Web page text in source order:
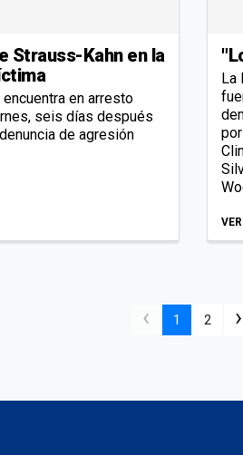
Strauss-Kahn en la
en arresto
seis días después
de agresión
La
‹ 1 2 ›